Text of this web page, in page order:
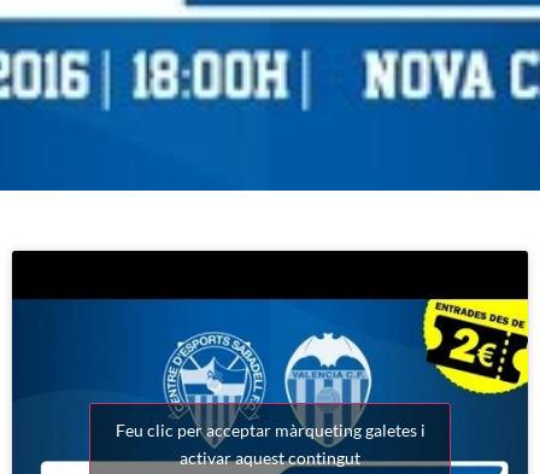
Feu clic per acceptar màrqueting galetes i
activar aquest contingut